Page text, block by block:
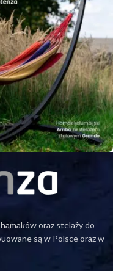
oraz stelaży do
są w Polsce oraz w